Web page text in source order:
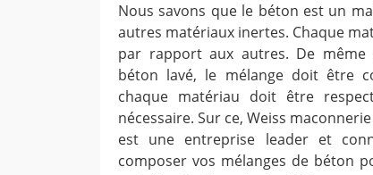
Nous savons que le béton est un
autres matériaux inertes. Chaque
par rapport aux autres. De
béton lavé, le mélange doit être
chaque matériau doit être
nécessaire. Sur ce, Weiss
est une entreprise leader et
composer vos mélanges de béton